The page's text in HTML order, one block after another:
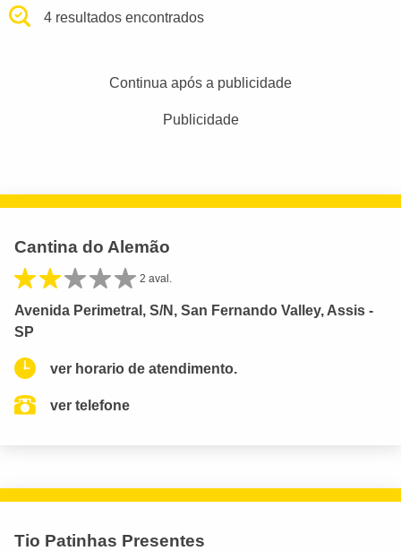
4 resultados encontrados
Continua após a publicidade
Publicidade
Cantina do Alemão
2 aval.
Avenida Perimetral, S/N, San Fernando Valley, Assis -
SP
ver horario de atendimento.
ver telefone
Tio Patinhas Presentes